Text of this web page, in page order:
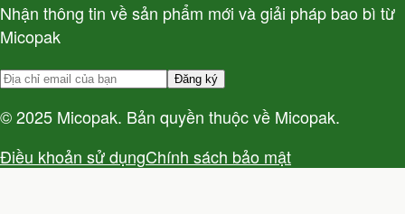
Nhận thông tin về sản phẩm mới và giải pháp bao bì từ
Micopak
Đăng ký
© 2025 Micopak. Bản quyền thuộc về Micopak.
Điều khoản sử dụngChính sách bảo mật